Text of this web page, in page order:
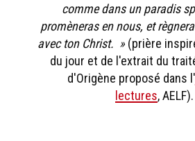
comme dans un paradis
promèneras en nous, et
avec ton Christ. » (prière
du jour et de l'extrait du
d'Origène proposé dans l'
lectures, AELF).